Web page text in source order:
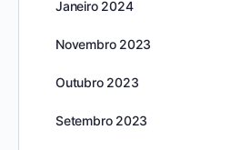
Janeiro 2024
Novembro 2023
Outubro 2023
Setembro 2023